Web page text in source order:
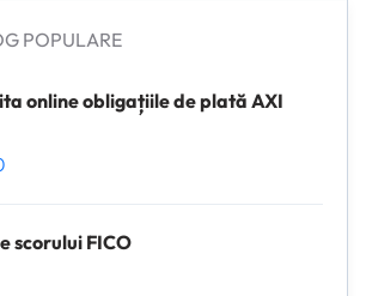
POPULARE
online obligațiile de plată AXI
scorului FICO